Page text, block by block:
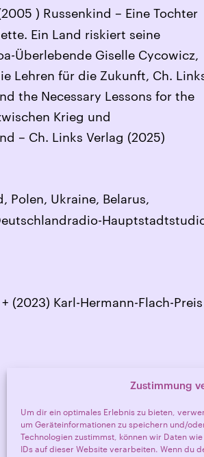
Zustimmung
Um dir ein optimales Erlebnis zu bieten,
um Geräteinformationen zu speichern und/
Technologien zustimmst, können wir Daten
IDs auf dieser Website verarbeiten. Wenn du
) Russenkind – Eine Tochter
Ein Land riskiert seine
Überlebende Giselle Cycowicz,
Lehren für die Zukunft, Ch.
the Necessary Lessons for the
Krieg und
– Ch. Links Verlag (2025)
Polen, Ukraine, Belarus,
(2023) Karl-Hermann-Flach-Preis